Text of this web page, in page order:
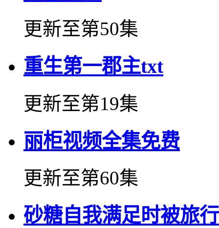
更新至第50集
重生第一郡主txt
更新至第19集
丽柜视频全集免费
更新至第60集
砂糖自我满足时被旅